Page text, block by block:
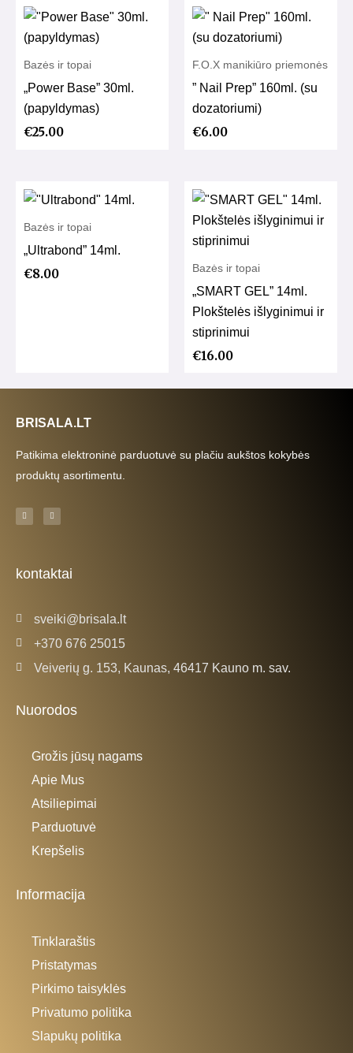
Bazės ir topai
„Power Base” 30ml.
(papyldymas)
€25.00
F.O.X manikiūro priemonės
” Nail Prep” 160ml. (su
dozatoriumi)
€6.00
Bazės ir topai
„Ultrabond” 14ml.
€8.00 Bazės ir topai
„SMART GEL” 14ml.
Plokštelės išlyginimui ir
stiprinimui
€16.00
BRISALA.LT
Patikima elektroninė parduotuvė su plačiu aukštos kokybės
produktų asortimentu.
F
a
c
-
f
I
n
s
m
kontaktai
sveiki@brisala.lt
+370 676 25015
Veiverių g. 153, Kaunas, 46417 Kauno m. sav.
Nuorodos
Grožis jūsų nagams
Apie Mus
Atsiliepimai
Parduotuvė
Krepšelis
Informacija
Tinklaraštis
Pristatymas
Pirkimo taisyklės
Privatumo politika
Slapukų politika